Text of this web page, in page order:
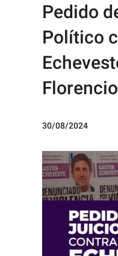
Pedido
Político
30/08/2024